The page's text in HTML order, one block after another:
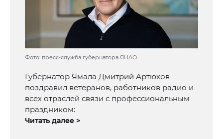
Фото: пресс-служба губернатора ЯНАО
Губернатор Ямала Дмитрий Артюхов
поздравил ветеранов, работников радио и
всех отраслей связи с профессиональным
праздником:
Читать далее >